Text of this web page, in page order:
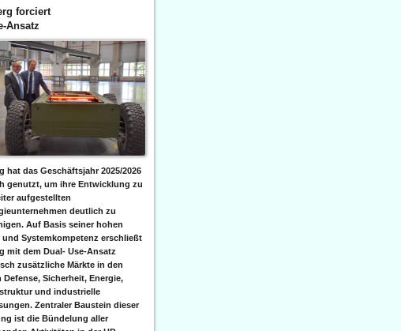
forciert
Ansatz
hat das Geschäftsjahr 2025/2026
genutzt, um ihre Entwicklung zu
aufgestellten
deutlich zu
Auf Basis seiner hohen
und Systemkompetenz erschließt
mit dem Dual- Use-Ansatz
zusätzliche Märkte in den
Defense, Sicherheit, Energie,
und industrielle
Zentraler Baustein dieser
ist die Bündelung aller